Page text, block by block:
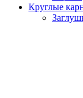
Круглые